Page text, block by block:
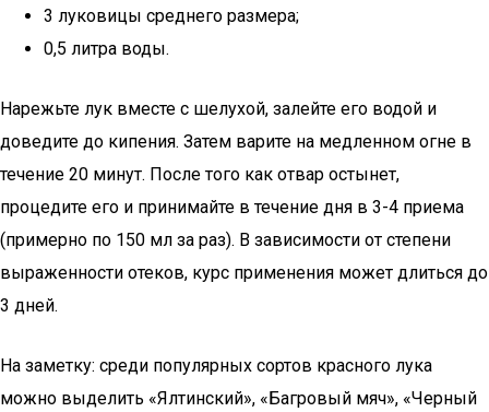
3 луковицы среднего размера;
0,5 литра воды.
Нарежьте лук вместе с шелухой, залейте его водой и
доведите до кипения. Затем варите на медленном огне в
течение 20 минут. После того как отвар остынет,
процедите его и принимайте в течение дня в 3-4 приема
(примерно по 150 мл за раз). В зависимости от степени
выраженности отеков, курс применения может длиться до
3 дней.
На заметку: среди популярных сортов красного лука
можно выделить «Ялтинский», «Багровый мяч», «Черный